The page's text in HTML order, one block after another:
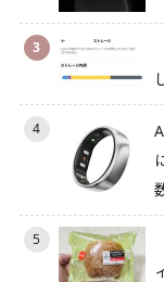
3
4
5